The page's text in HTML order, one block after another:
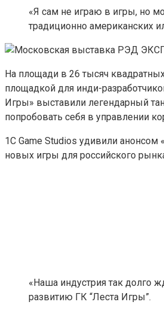
«Я сам не играю в игры, но
традиционно американских
На площади в 26 тысяч
площадкой для инди-
Игры» выставили легендарный
попробовать себя в управлении
1С Game Studios удивили
новых игры для российского
«Наша индустрия так долго
развитию ГК “Леста Игры”.